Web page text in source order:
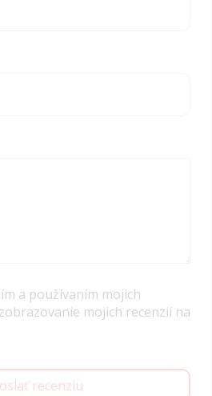
a používaním mojich
mojich recenzií na
recenziu